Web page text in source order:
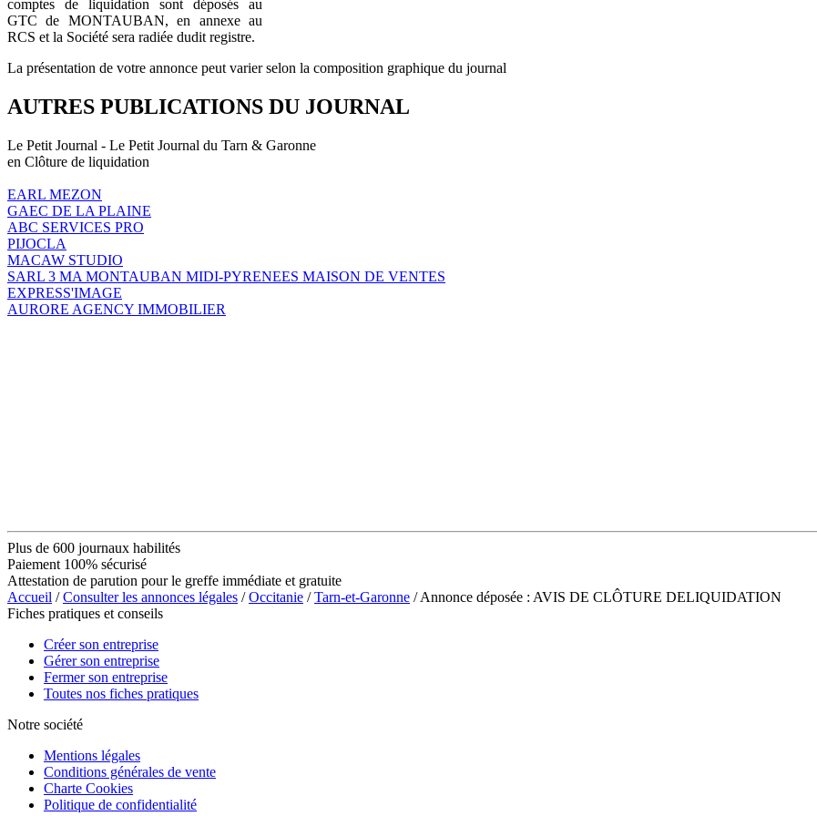
comptes de liquidation sont déposés au
GTC de MONTAUBAN, en annexe au
RCS et la Société sera radiée dudit registre.
La présentation de votre annonce peut varier selon la composition graphique du journal
AUTRES PUBLICATIONS DU JOURNAL
Le Petit Journal - Le Petit Journal du Tarn & Garonne
en Clôture de liquidation
EARL MEZON
GAEC DE LA PLAINE
ABC SERVICES PRO
PIJOCLA
MACAW STUDIO
SARL 3 MA MONTAUBAN MIDI-PYRENEES MAISON DE VENTES
EXPRESS'IMAGE
AURORE AGENCY IMMOBILIER
Plus de 600 journaux habilités
Paiement 100% sécurisé
Attestation de parution pour le greffe immédiate et gratuite
Accueil /Consulter les annonces légales /Occitanie /Tarn-et-Garonne / Annonce déposée : AVIS DE CLÔTURE DELIQUIDATION
Fiches pratiques et conseils
Créer son entreprise
Gérer son entreprise
Fermer son entreprise
Toutes nos fiches pratiques
Notre société
Mentions légales
Conditions générales de vente
Charte Cookies
Politique de confidentialité